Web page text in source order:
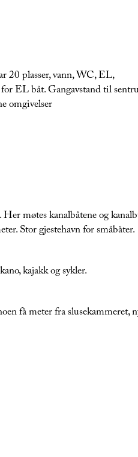
20 plasser, vann, WC, EL,
EL båt. Gangavstand til
omgivelser
møtes kanalbåtene og
Stor gjestehavn for småbåter.
kajakk og sykler.
få meter fra slusekammeret,